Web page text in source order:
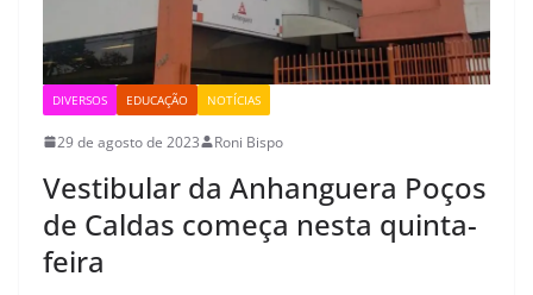
DIVERSOS EDUCAÇÃO NOTÍCIAS
29 de agosto de 2023 Roni Bispo
Vestibular da Anhanguera Poços
de Caldas começa nesta quinta-
feira